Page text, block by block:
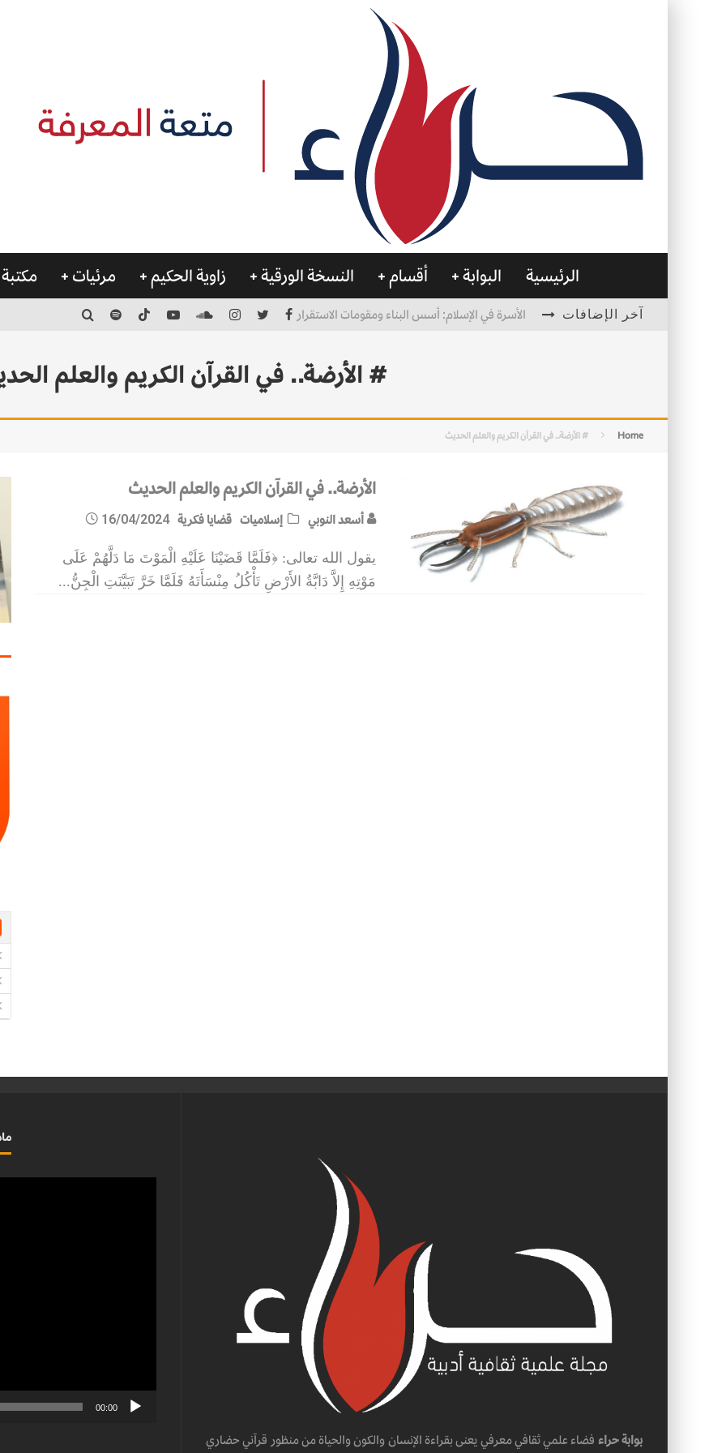
الرئيسية البوابة أقسام النسخة الورقية زاوية الحكيم مرئيات
آخر الإضافات الأسرة في الإسلام: أسس البناء ومقومات الاستقرار
# الأرضة.. في القرآن الكريم والعلم
Home # الأرضة.. في القرآن الكريم والعلم الحديث
الأرضة.. في القرآن الكريم والعلم الحديث
أسعد النوبي إسلاميات قضايا فكرية 16/04/2024
يقول الله تعالى: ﴿فَلَمَّا قَضَيْنَا عَلَيْهِ الْمَوْتَ مَا دَلَّهُمْ عَلَى
مَوْتِهِ إِلاَّ دَابَّةُ الأَرْضِ تَأْكُلُ مِنْسَأَتَهُ فَلَمَّا خَرَّ تَبَيَّنَتِ الْجِنُّ...
بوابة حراء فضاء علمي ثقافي معرفي يعنى بقراءة الإنسان والكون والحياة من منظور قرآني حضاري
00:00